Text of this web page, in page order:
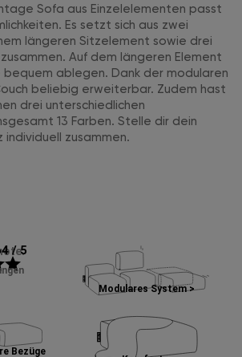
Sofa aus Einzelelementen passt
Es setzt sich aus zwei
längeren Sitzelement sowie drei
Auf dem längeren Element
bequem ablegen. Dank der modularen
beliebig erweiterbar. Zudem hast
drei unterschiedlichen
13 Farben. Stelle dir dein
zusammen.
/ 5
star
Modulares System >
Bezüge